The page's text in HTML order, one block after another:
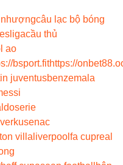
nhượngcâu lạc bộ bóng
cầu thủ
ao
bsport.fithttps://
juventusbenzema la
serie
ac
villa liverpool fa cupreal